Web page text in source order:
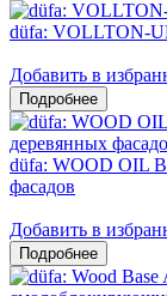
düfa: VOLLTON-
Добавить в
düfa: WOOD OIL
фасадов
Добавить в